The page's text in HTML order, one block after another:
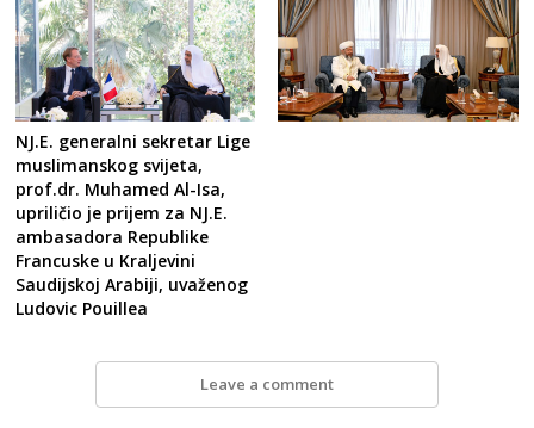
NJ.E. generalni sekretar Lige
muslimanskog svijeta,
prof.dr. Muhamed Al-Isa,
upriličio je prijem za NJ.E.
ambasadora Republike
Francuske u Kraljevini
Saudijskoj Arabiji, uvaženog
Ludovic Pouillea
Leave a comment